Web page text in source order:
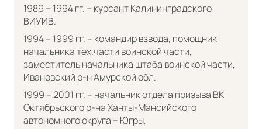
1989 – 1994 гг. – курсант Калининградского
ВИУИВ.
1994 – 1999 гг. – командир взвода, помощник
начальника тех.части воинской части,
заместитель начальника штаба воинской части,
Ивановский р-н Амурской обл.
1999 – 2001 гг. – начальник отдела призыва ВК
Октябрьского р-на Ханты-Мансийского
автономного округа – Югры.